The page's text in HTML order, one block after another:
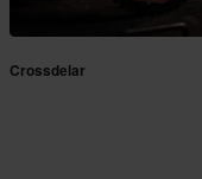
Crossdelar